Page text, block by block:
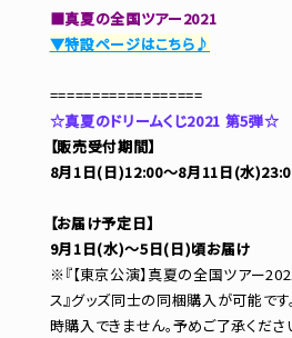
■真夏の全国ツアー2021
▼特設ページはこちら♪
==================
☆真夏のドリームくじ2021 第5弾☆
【販売受付期間】
8月1日(日)12:00～8月11日(水
【お届け予定日】
9月1日(水)～5日(日)頃お届け
※『【東京公演】真夏の全国ツアー
ス』グッズ同士の同梱購入が可能で
時購入できません。予めご了承くださ